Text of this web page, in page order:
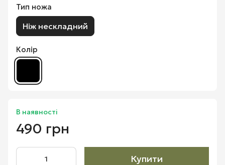
Тип ножа
Ніж нескладний
Колір
В наявності
490 грн
Купити